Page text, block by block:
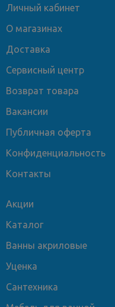
Личный кабинет
О магазинах
Доставка
Сервисный центр
Возврат товара
Вакансии
Публичная оферта
Конфиденциальность
Контакты
Акции
Каталог
Ванны акриловые
Уценка
Сантехника